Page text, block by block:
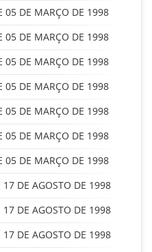
05 DE MARÇO DE 1998
05 DE MARÇO DE 1998
05 DE MARÇO DE 1998
05 DE MARÇO DE 1998
05 DE MARÇO DE 1998
05 DE MARÇO DE 1998
05 DE MARÇO DE 1998
17 DE AGOSTO DE 1998
17 DE AGOSTO DE 1998
17 DE AGOSTO DE 1998